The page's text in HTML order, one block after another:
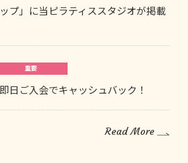
ップ」に当ピラティススタジオが掲載
重要
日ご入会でキャッシュバック！
Read More